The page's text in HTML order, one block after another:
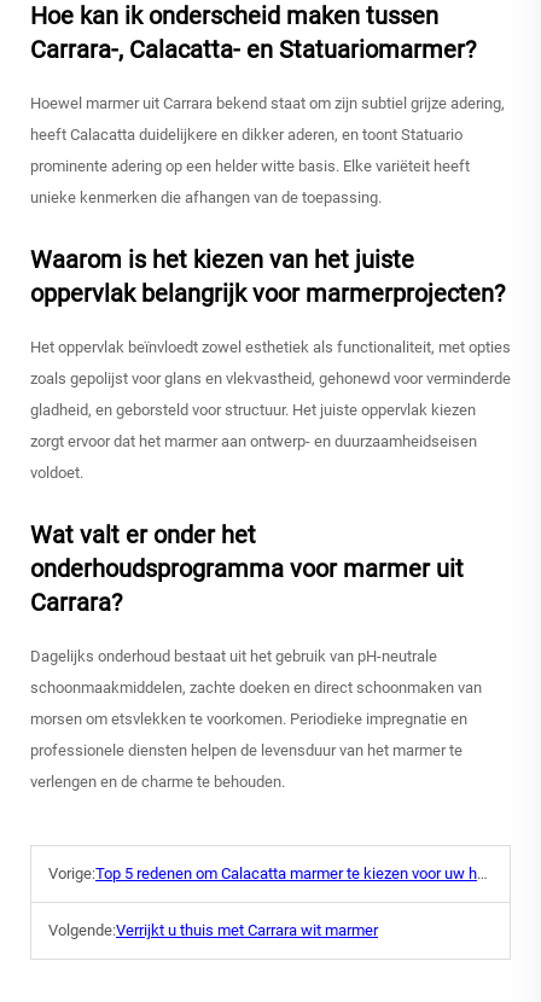
Hoe kan ik onderscheid maken tussen
Carrara-, Calacatta- en Statuariomarmer?
Hoewel marmer uit Carrara bekend staat om zijn subtiel grijze adering,
heeft Calacatta duidelijkere en dikker aderen, en toont Statuario
prominente adering op een helder witte basis. Elke variëteit heeft
unieke kenmerken die afhangen van de toepassing.
Waarom is het kiezen van het juiste
oppervlak belangrijk voor marmerprojecten?
Het oppervlak beïnvloedt zowel esthetiek als functionaliteit, met opties
zoals gepolijst voor glans en vlekvastheid, gehonewd voor verminderde
gladheid, en geborsteld voor structuur. Het juiste oppervlak kiezen
zorgt ervoor dat het marmer aan ontwerp- en duurzaamheidseisen
voldoet.
Wat valt er onder het
onderhoudsprogramma voor marmer uit
Carrara?
Dagelijks onderhoud bestaat uit het gebruik van pH-neutrale
schoonmaakmiddelen, zachte doeken en direct schoonmaken van
morsen om etsvlekken te voorkomen. Periodieke impregnatie en
professionele diensten helpen de levensduur van het marmer te
verlengen en de charme te behouden.
Vorige:Top 5 redenen om Calacatta marmer te kiezen voor uw huis
Volgende:Verrijkt u thuis met Carrara wit marmer